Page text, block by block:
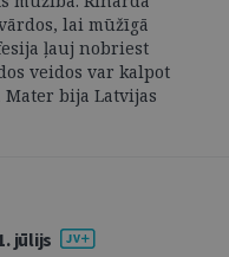
lai mūžīgā
ļauj nobriest
veidos var kalpot
bija Latvijas
jūlijs